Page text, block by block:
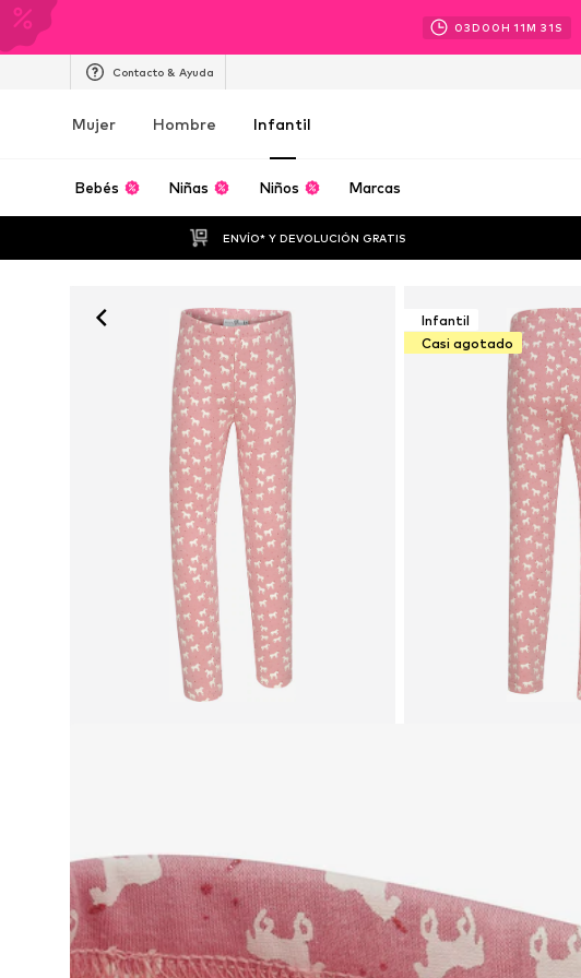
03D 00H 11M 29 S
Contacto & Ayuda
Mujer Hombre Infantil
Bebés Niñas Niños Marcas
ENVÍO* Y DEVOLUCIÓN GRATIS
Infantil
Casi agotado